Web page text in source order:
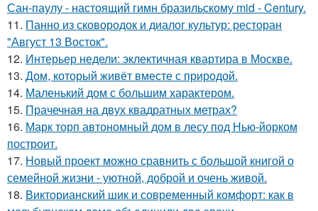
Сан-паулу - настоящий гимн бразильскому mid - Century.
11. Панно из сковородок и диалог культур: ресторан
"Август 13 Восток".
12. Интерьер недели: эклектичная квартира в Москве.
13. Дом, который живёт вместе с природой.
14. Маленький дом с большим характером.
15. Прачечная на двух квадратных метрах?
16. Марк торп автономный дом в лесу под Нью-йорком
построит.
17. Новый проект можно сравнить с большой книгой о
семейной жизни - уютной, доброй и очень живой.
18. Викторианский шик и современный комфорт: как в